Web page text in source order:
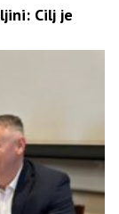
Cilj je